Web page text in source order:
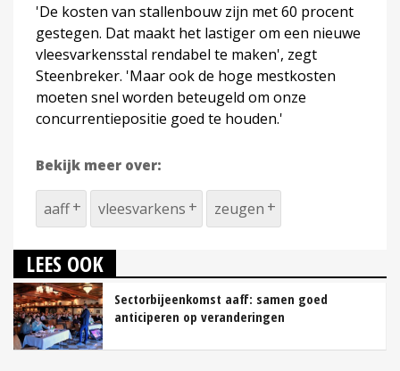
'De kosten van stallenbouw zijn met 60 procent
gestegen. Dat maakt het lastiger om een nieuwe
vleesvarkensstal rendabel te maken', zegt
Steenbreker. 'Maar ook de hoge mestkosten
moeten snel worden beteugeld om onze
concurrentiepositie goed te houden.'
Bekijk meer over:
aaff vleesvarkens zeugen
LEES OOK
Sectorbijeenkomst aaff: samen goed
anticiperen op veranderingen